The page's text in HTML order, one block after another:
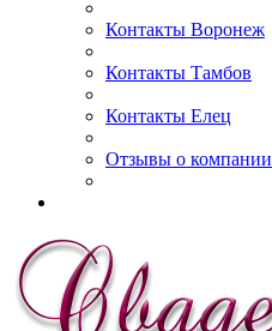
Контакты Воронеж
Контакты Тамбов
Контакты Елец
Отзывы о компании